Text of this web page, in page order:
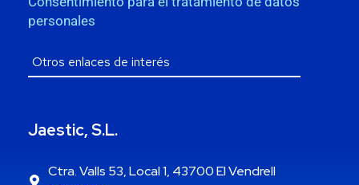
personales
Jaestic, S.L.
Ctra. Valls 53, Local 1, 43700 El Vendrell